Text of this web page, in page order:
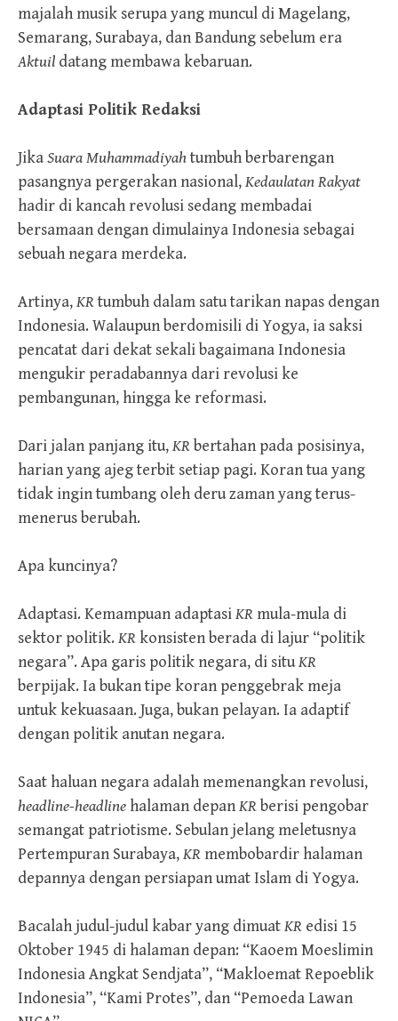
majalah musik serupa yang muncul di Magelang,
Semarang, Surabaya, dan Bandung sebelum era
Aktuil datang membawa kebaruan.
Adaptasi Politik Redaksi
JikaSuara Muhammadiyahtumbuh berbarengan
pasangnya pergerakan nasional,Kedaulatan Rakyat
hadir di kancah revolusi sedang membadai
bersamaan dengan dimulainya Indonesia sebagai
sebuah negara merdeka.
Artinya,KRtumbuh dalam satu tarikan napas dengan
Indonesia. Walaupun berdomisili di Yogya, ia saksi
pencatat dari dekat sekali bagaimana Indonesia
mengukir peradabannya dari revolusi ke
pembangunan, hingga ke reformasi.
Dari jalan panjang itu,KR bertahan pada posisinya,
harian yang ajeg terbit setiap pagi. Koran tua yang
tidak ingin tumbang oleh deru zaman yang terus-
menerus berubah.
Apa kuncinya?
Adaptasi. Kemampuan adaptasiKR mula-mula di
sektor politik. KR konsisten berada di lajur “politik
negara”. Apa garis politik negara, di situKR
berpijak. Ia bukan tipe koran penggebrak meja
untuk kekuasaan. Juga, bukan pelayan. Ia adaptif
dengan politik anutan negara.
Saat haluan negara adalah memenangkan revolusi,
headline-headline halaman depanKR berisi pengobar
semangat patriotisme. Sebulan jelang meletusnya
Pertempuran Surabaya,KR membobardir halaman
depannya dengan persiapan umat Islam di Yogya.
Bacalah judul-judul kabar yang dimuatKR edisi 15
Oktober 1945 di halaman depan: “Kaoem Moeslimin
Indonesia Angkat Sendjata”, “Makloemat Repoeblik
Indonesia”, “Kami Protes”, dan “Pemoeda Lawan